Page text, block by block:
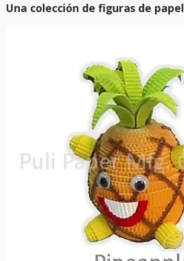
Una colección de figuras de papel